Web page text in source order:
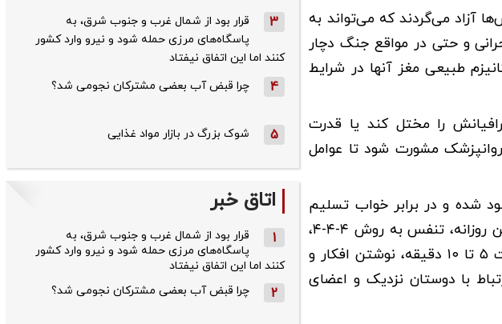
آزاد می‌گردند که می‌تواند به
و حتی در مواقع جنگ دچار
طبیعی مغز آنها در شرایط
را مختل کند یا قدرت
مشورت شود تا عوامل
شده و در برابر خواب تسلیم
شوند، اما با به کارگیری تکنیک‌هایی می‌توان تا حدی بر آن غلبه کرد؛ تکنیک‌هایی نظیر مدیتیشن روزانه، تنفس به روش ۴-۴-۴،
تمرین تنفس دیافراگمی و سایر تمرینات تنفسی، قدم زدن یا انجام حرکات کششی حتی به مدت ۵ تا ۱۰ دقیقه، نوشتن افکار و
با دوستان نزدیک و اعضای
3
قرار بود از شمال ‌غرب و جنوب‌ شرق، به
پاسگاه‌های مرزی حمله شود و نیرو وارد کشور
کنند اما این اتفاق نیفتاد
4 چرا قبض آب بعضی مشترکان نجومی شد؟
5 شوک بزرگ در بازار مواد غذایی
اتاق خبر
1
قرار بود از شمال ‌غرب و جنوب‌ شرق، به
پاسگاه‌های مرزی حمله شود و نیرو وارد کشور
کنند اما این اتفاق نیفتاد
2 چرا قبض آب بعضی مشترکان نجومی شد؟